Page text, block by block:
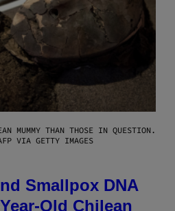
MUMMY THAN THOSE IN QUESTION.
VIA GETTY IMAGES
Smallpox DNA
Old Chilean